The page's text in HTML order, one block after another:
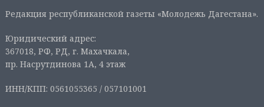
Редакция республиканской газеты «Молодежь Дагестана».
Юридический адрес:
367018, РФ, РД, г. Махачкала,
пр. Насрутдинова 1А, 4 этаж
ИНН/КПП: 0561055365 / 057101001